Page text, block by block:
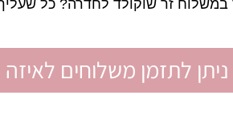
זר שוקולד לחדרה? כל שעליך
לתזמן משלוחים לאיזה